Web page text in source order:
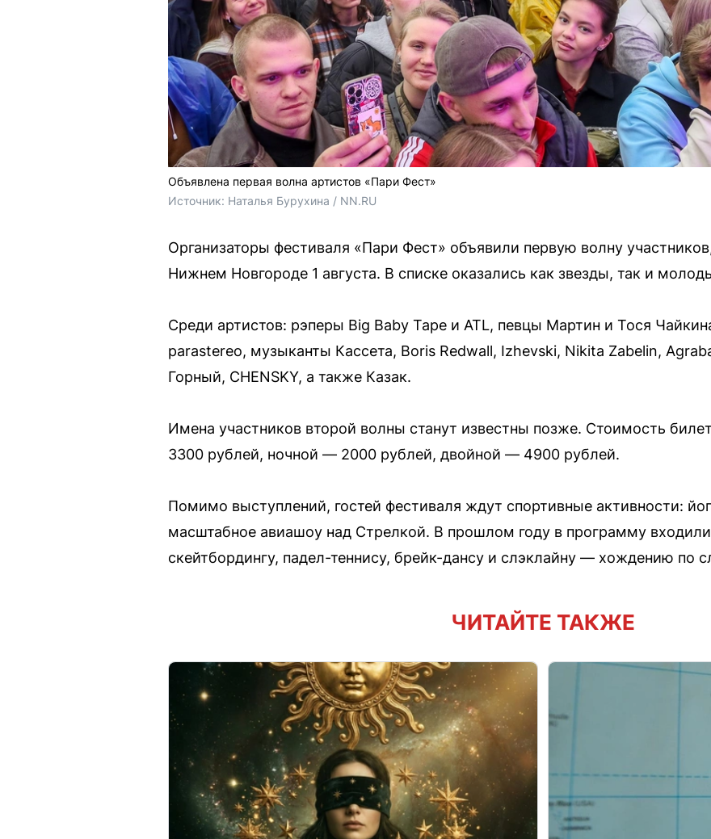
Объявлена первая волна артистов «Пари Фест»
Источник: Наталья Бурухина / NN.RU
Организаторы фестиваля «Пари Фест» объявили первую волну
Нижнем Новгороде 1 августа. В списке оказались как звезды, так и
Среди артистов: рэперы Big Baby Tape и ATL, певцы Мартин и Тося
parastereo, музыканты Кассета, Boris Redwall, Izhevski, Nikita Zabelin,
Горный, CHENSKY, а также Казак.
Имена участников второй волны станут известны позже. Стоимость
3300 рублей, ночной — 2000 рублей, двойной — 4900 рублей.
Помимо выступлений, гостей фестиваля ждут спортивные активности:
масштабное авиашоу над Стрелкой. В прошлом году в программу
скейтбордингу, падел-теннису, брейк-дансу и слэклайну — хождению по
ЧИТАЙТЕ ТАКЖЕ